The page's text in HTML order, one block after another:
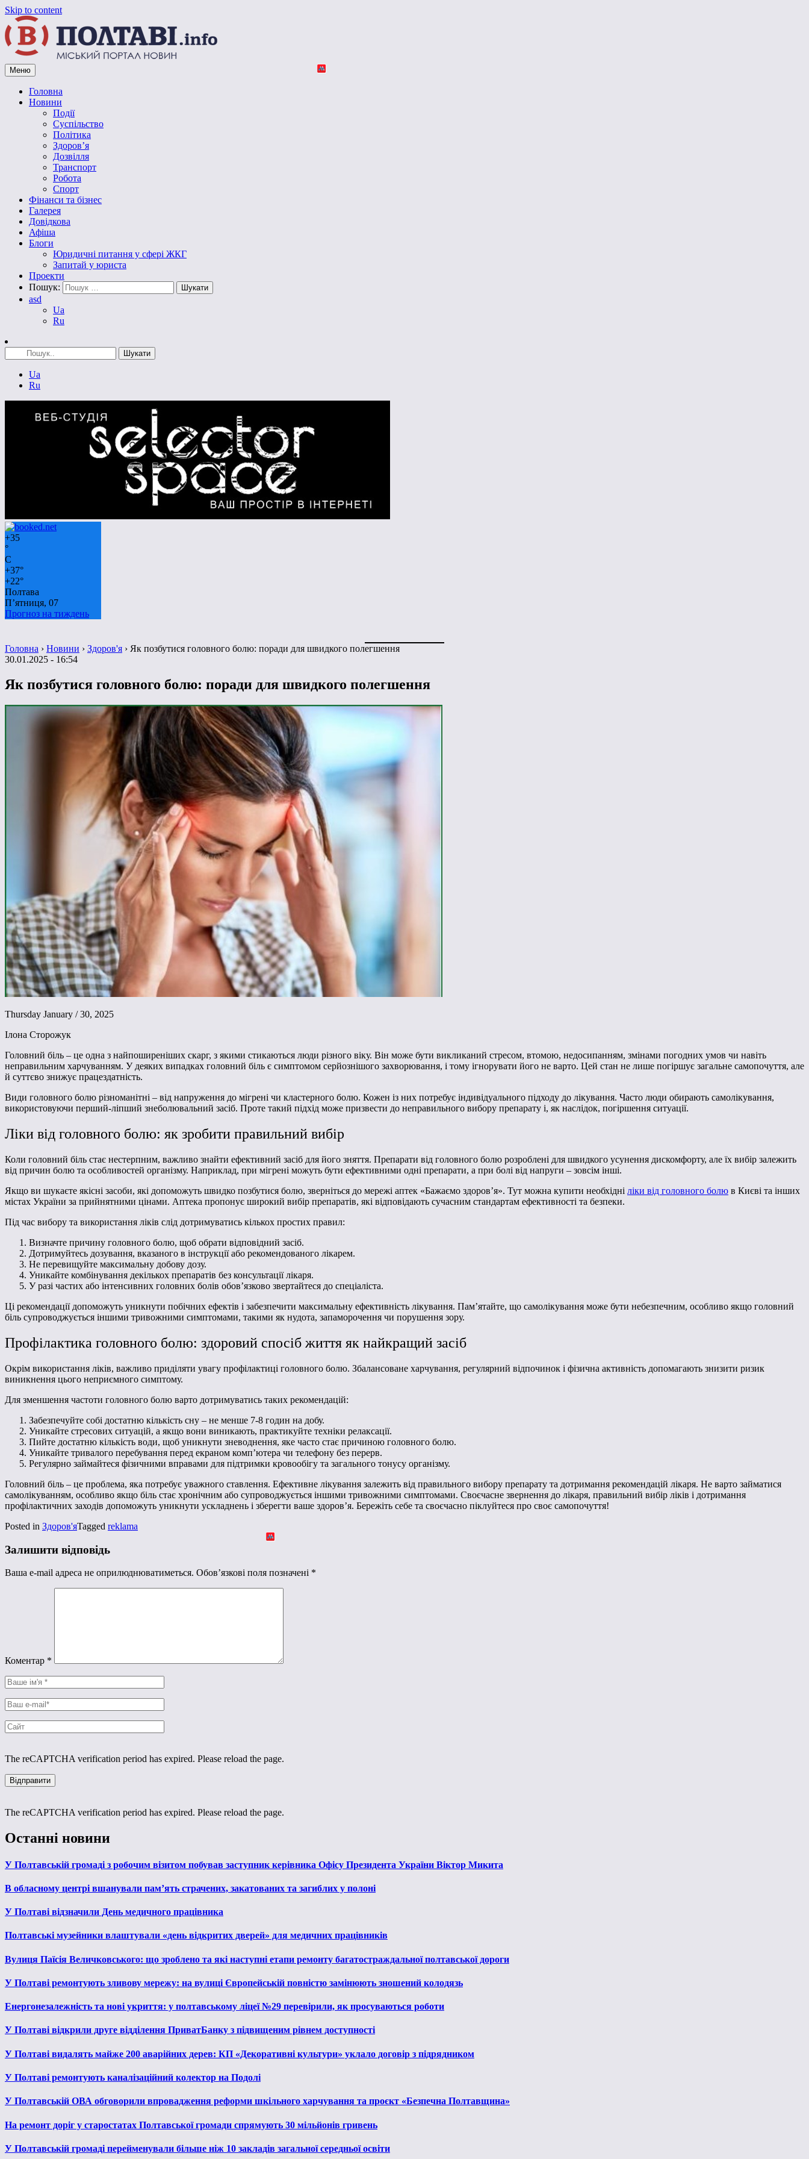
Skip to content
Vpoltave.info
Полтавський портал новин
Меню
Головна
Новини
Події
Суспільство
Політика
Здоров’я
Дозвілля
Транспорт
Робота
Спорт
Фінанси та бізнес
Галерея
Довідкова
Афіша
Блоги
Юридичні питання у сфері ЖКГ
Запитай у юриста
Проекти
Пошук:
asd
Ua
Ru
Ua
Ru
+35
°
C
+37°
+22°
Полтава
П’ятниця, 07
Прогноз на тиждень
Головна › Новини › Здоров'я › Як позбутися головного болю: поради для швидкого полегшення
30.01.2025 - 16:54
Як позбутися головного болю: поради для швидкого полегшення
Thursday January / 30, 2025
Ілона Сторожук
Головний біль – це одна з найпоширеніших скарг, з якими стикаються люди різного віку. Він може бути викликаний стресом, втомою, недосипанням, змінами погодних умов чи навіть
неправильним харчуванням. У деяких випадках головний біль є симптомом серйознішого захворювання, і тому ігнорувати його не варто. Цей стан не лише погіршує загальне самопочуття, але
й суттєво знижує працездатність.
Види головного болю різноманітні – від напруження до мігрені чи кластерного болю. Кожен із них потребує індивідуального підходу до лікування. Часто люди обирають самолікування,
використовуючи перший-ліпший знеболювальний засіб. Проте такий підхід може призвести до неправильного вибору препарату і, як наслідок, погіршення ситуації.
Ліки від головного болю: як зробити правильний вибір
Коли головний біль стає нестерпним, важливо знайти ефективний засіб для його зняття. Препарати від головного болю розроблені для швидкого усунення дискомфорту, але їх вибір залежить
від причин болю та особливостей організму. Наприклад, при мігрені можуть бути ефективними одні препарати, а при болі від напруги – зовсім інші.
Якщо ви шукаєте якісні засоби, які допоможуть швидко позбутися болю, зверніться до мережі аптек «Бажаємо здоров’я». Тут можна купити необхідні ліки від головного болю в Києві та інших
містах України за прийнятними цінами. Аптека пропонує широкий вибір препаратів, які відповідають сучасним стандартам ефективності та безпеки.
Під час вибору та використання ліків слід дотримуватись кількох простих правил:
Визначте причину головного болю, щоб обрати відповідний засіб.
Дотримуйтесь дозування, вказаного в інструкції або рекомендованого лікарем.
Не перевищуйте максимальну добову дозу.
Уникайте комбінування декількох препаратів без консультації лікаря.
У разі частих або інтенсивних головних болів обов’язково звертайтеся до спеціаліста.
Ці рекомендації допоможуть уникнути побічних ефектів і забезпечити максимальну ефективність лікування. Пам’ятайте, що самолікування може бути небезпечним, особливо якщо головний
біль супроводжується іншими тривожними симптомами, такими як нудота, запаморочення чи порушення зору.
Профілактика головного болю: здоровий спосіб життя як найкращий засіб
Окрім використання ліків, важливо приділяти увагу профілактиці головного болю. Збалансоване харчування, регулярний відпочинок і фізична активність допомагають знизити ризик
виникнення цього неприємного симптому.
Для зменшення частоти головного болю варто дотримуватись таких рекомендацій:
Забезпечуйте собі достатню кількість сну – не менше 7-8 годин на добу.
Уникайте стресових ситуацій, а якщо вони виникають, практикуйте техніки релаксації.
Пийте достатню кількість води, щоб уникнути зневоднення, яке часто стає причиною головного болю.
Уникайте тривалого перебування перед екраном комп’ютера чи телефону без перерв.
Регулярно займайтеся фізичними вправами для підтримки кровообігу та загального тонусу організму.
Головний біль – це проблема, яка потребує уважного ставлення. Ефективне лікування залежить від правильного вибору препарату та дотримання рекомендацій лікаря. Не варто займатися
самолікуванням, особливо якщо біль стає хронічним або супроводжується іншими тривожними симптомами. Своєчасне звернення до лікаря, правильний вибір ліків і дотримання
профілактичних заходів допоможуть уникнути ускладнень і зберегти ваше здоров’я. Бережіть себе та своєчасно піклуйтеся про своє самопочуття!
Posted in Здоров'яTagged reklama
Залишити відповідь
Ваша e-mail адреса не оприлюднюватиметься. Обов’язкові поля позначені *
Коментар *
The reCAPTCHA verification period has expired. Please reload the page.
The reCAPTCHA verification period has expired. Please reload the page.
Останні новини
У Полтавській громаді з робочим візитом побував заступник керівника Офісу Президента України Віктор Микита
В обласному центрі вшанували пам’ять страчених, закатованих та загиблих у полоні
У Полтаві відзначили День медичного працівника
Полтавські музейники влаштували «день відкритих дверей» для медичних працівників
Вулиця Паїсія Величковського: що зроблено та які наступні етапи ремонту багатостраждальної полтавської дороги
У Полтаві ремонтують зливову мережу: на вулиці Європейській повністю замінюють зношений колодязь
Енергонезалежність та нові укриття: у полтавському ліцеї №29 перевірили, як просуваються роботи
У Полтаві відкрили друге відділення ПриватБанку з підвищеним рівнем доступності
У Полтаві видалять майже 200 аварійних дерев: КП «Декоративні культури» уклало договір з підрядником
У Полтаві ремонтують каналізаційний колектор на Подолі
У Полтавській ОВА обговорили впровадження реформи шкільного харчування та проєкт «Безпечна Полтавщина»
На ремонт доріг у старостатах Полтавської громади спрямують 30 мільйонів гривень
У Полтавській громаді перейменували більше ніж 10 закладів загальної середньої освіти